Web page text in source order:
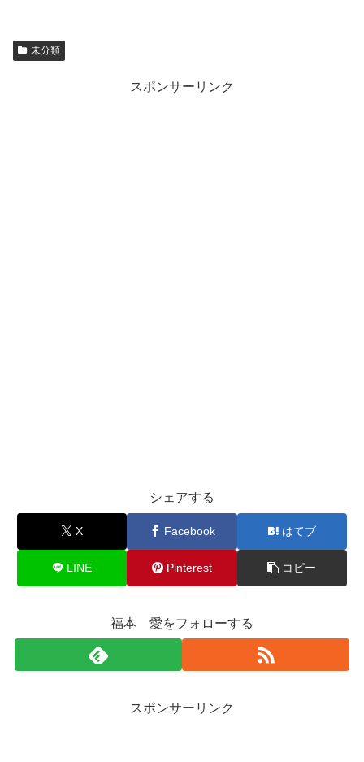
未分類
スポンサーリンク
シェアする
X Facebook はてブ
LINE Pinterest コピー
福本 愛をフォローする
スポンサーリンク